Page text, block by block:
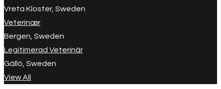
Vreta Kloster, Sweden
Veterinær
Bergen, Sweden
Legitimerad Veterinär
Gällö, Sweden
View All